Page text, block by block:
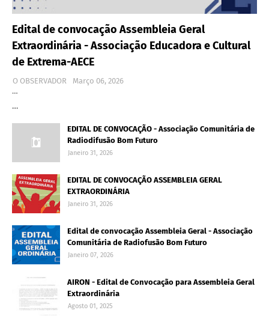
Edital de convocação Assembleia Geral
Extraordinária - Associação Educadora e Cultural
de Extrema-AECE
O OBSERVADOR
Março 06, 2026
…
…
EDITAL DE CONVOCAÇÃO - Associação Comunitária de
Radiodifusão Bom Futuro
Janeiro 31, 2026
EDITAL DE CONVOCAÇÃO ASSEMBLEIA GERAL
EXTRAORDINÁRIA
Janeiro 31, 2026
Edital de convocação Assembleia Geral - Associação
Comunitária de Radiofusão Bom Futuro
Janeiro 07, 2026
AIRON - Edital de Convocação para Assembleia Geral
Extraordinária
Agosto 01, 2025